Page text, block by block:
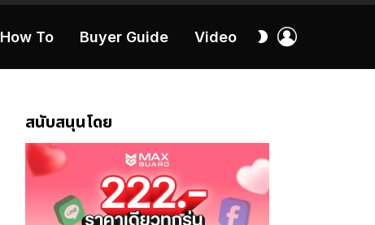
How To Buyer Guide Video
สลับ
สนับสนุนโดย